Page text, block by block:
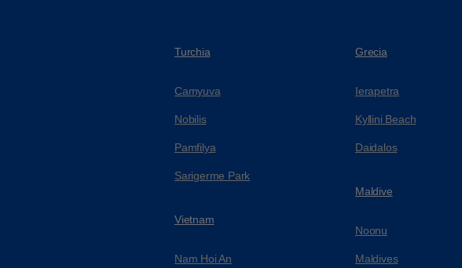
Turchia
Camyuva
Nobilis
Pamfilya
Sarigerme Park
Vietnam
Nam Hoi An
Grecia
Ierapetra
Kyllini Beach
Daidalos
Maldive
Noonu
Maldives